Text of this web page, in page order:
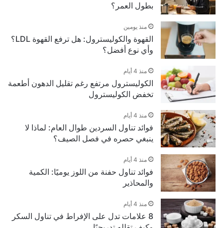
بطول العمر؟
منذ يومين
القهوة والكوليسترول: هل ترفع القهوة LDL؟
وأي نوع أفضل؟
منذ 4 أيام
الكوليسترول مرتفع رغم تقليل الدهون أطعمة
تخفض الكوليسترول
منذ 4 أيام
فوائد تناول السردين طوال العام: لماذا لا
ينبغي حصره في فصل الصيف؟
منذ 4 أيام
فوائد تناول حفنة من اللوز يوميًا: الكمية
والمحاذير
منذ 4 أيام
8 علامات تدل على الإفراط في تناول السكر